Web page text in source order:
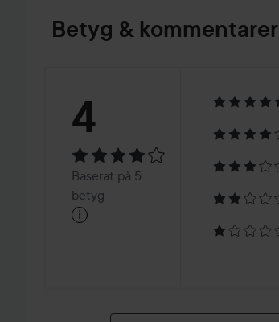
Betyg & kommentarer
Betyg:
4Baserat
på
betyg
4
Baserat på 5
betyg
i